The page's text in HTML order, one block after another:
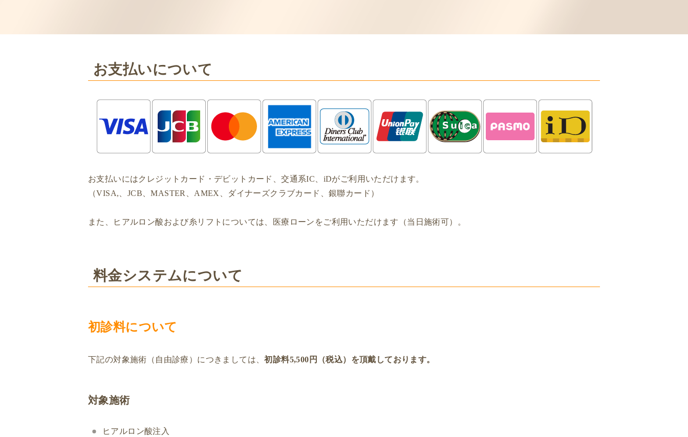
お支払いについて
お支払いにはクレジットカード・デビットカード、交通系IC、iDがご利用いただけます。
（VISA,、JCB、MASTER、AMEX、ダイナーズクラブカード、銀聯カード）
また、ヒアルロン酸および糸リフトについては、医療ローンをご利用いただけます（当日施術可）。
料金システムについて
初診料について
下記の対象施術（自由診療）につきましては、初診料5,500円（税込）を頂戴しております。
対象施術
ヒアルロン酸注入